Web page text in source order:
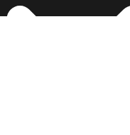
Züge von Braga nach